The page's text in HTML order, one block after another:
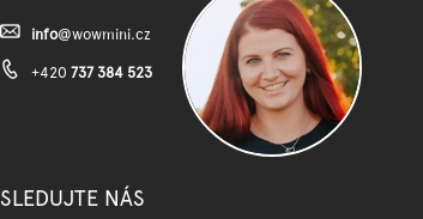
info@wowmini.cz
+420 737 384 523
SLEDUJTE NÁS